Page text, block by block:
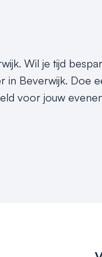
Wil je tijd
Beverwijk. Doe
voor jouw